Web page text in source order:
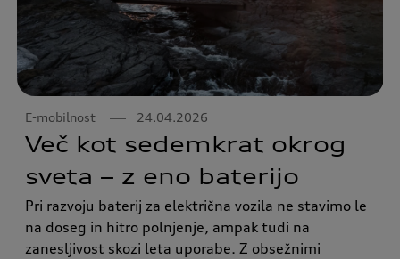
E-mobilnost 24.04.2026
Več kot sedemkrat okrog
sveta – z eno baterijo
Pri razvoju baterij za električna vozila ne stavimo le
na doseg in hitro polnjenje, ampak tudi na
zanesljivost skozi leta uporabe. Z obsežnimi